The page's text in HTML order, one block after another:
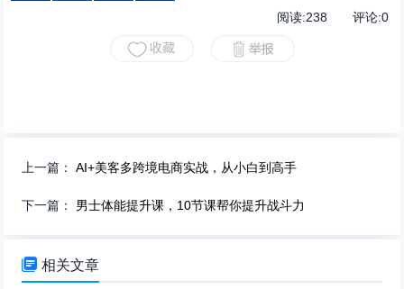
阅读:238 评论:0
上一篇：AI+美客多跨境电商实战，从小白到高手
下一篇： 男士体能提升课，10节课帮你提升战斗力
 相关文章